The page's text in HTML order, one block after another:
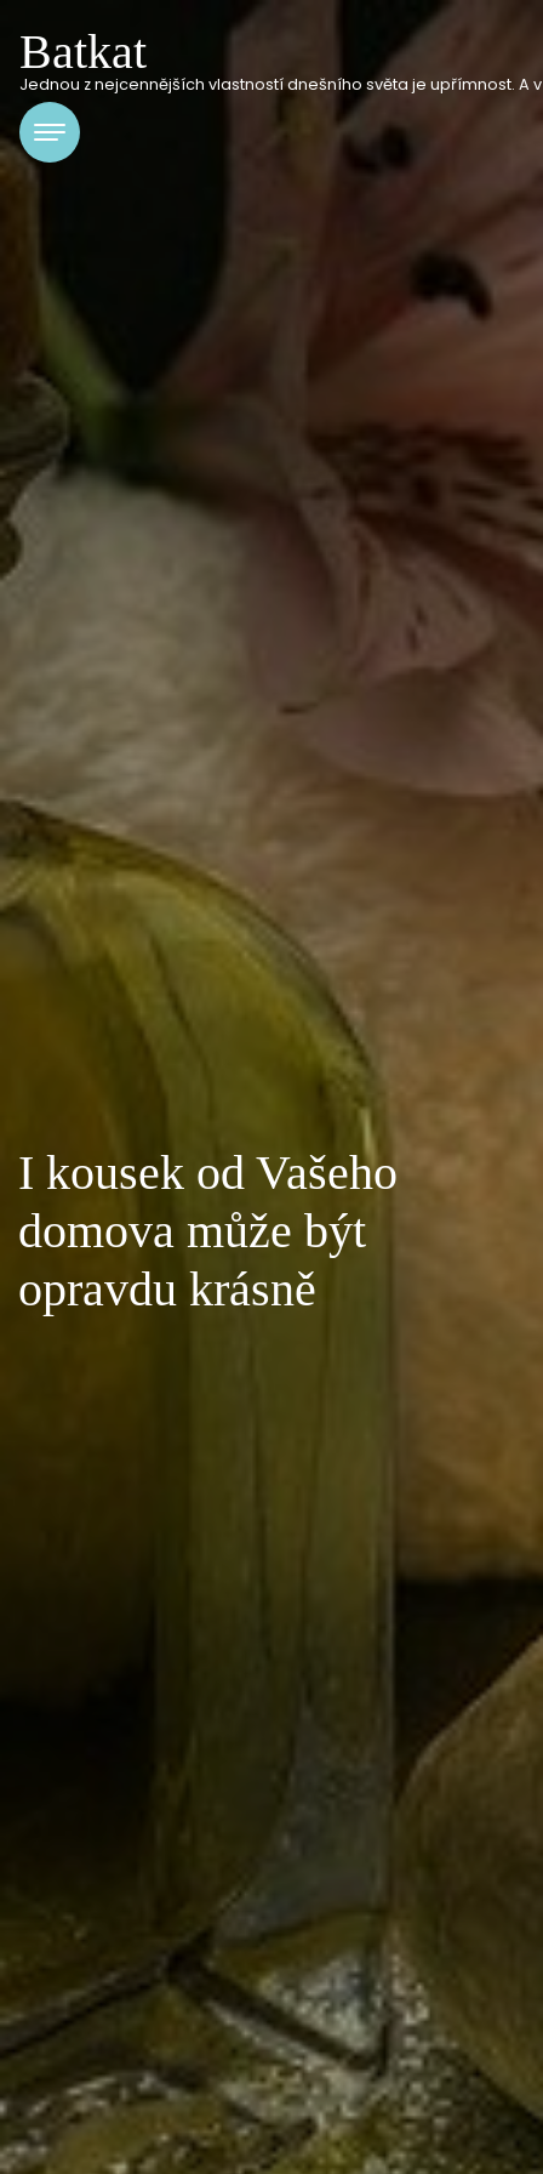
Batkat
Jednou z nejcennějších vlastností dnešního světa je upřímnost.
I kousek od Vašeho
domova může být
opravdu krásně